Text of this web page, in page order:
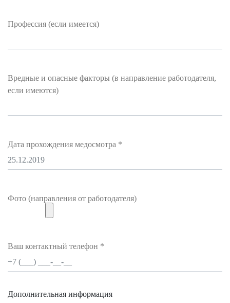
Профессия (если имеется)
Вредные и опасные факторы (в направление работодателя,
если имеются)
Дата прохождения медосмотра *
Фото (направления от работодателя)
Ваш контактный телефон *
Дополнительная информация